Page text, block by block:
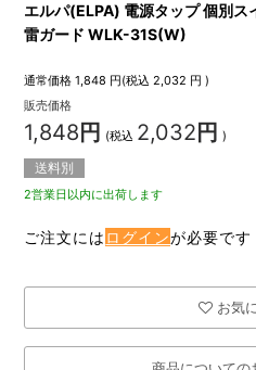
エルパ(ELPA) 電源タップ 個別ス
雷ガード WLK-31S(W)
通常価格 1,848 円(税込 2,032 円 )
販売価格
1,848 円 (税込 2,032 円 )
送料別
2営業日以内に出荷します
ご注文には ログインが必要です
お気